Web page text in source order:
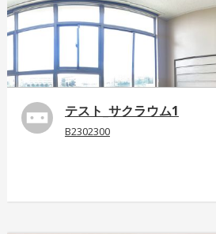
テスト_サクラウム1
B2302300